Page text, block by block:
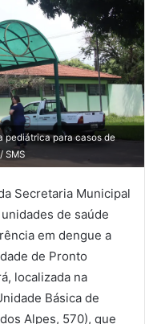
pediátrica para casos de
SMS
Secretaria Municipal
de saúde
em dengue a
de Pronto
localizada na
Básica de
Alpes, 570), que